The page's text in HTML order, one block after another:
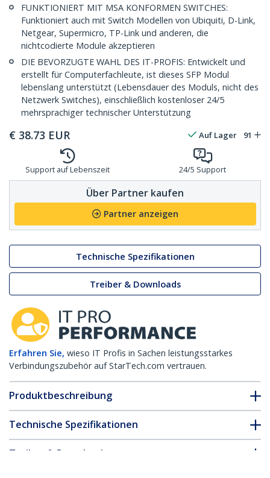
FUNKTIONIERT MIT MSA KONFORMEN SWITCHES:
Funktioniert auch mit Switch Modellen von Ubiquiti, D-Link,
Netgear, Supermicro, TP-Link und anderen, die
nichtcodierte Module akzeptieren
DIE BEVORZUGTE WAHL DES IT-PROFIS: Entwickelt und
erstellt für Computerfachleute, ist dieses SFP Modul
lebenslang unterstützt (Lebensdauer des Moduls, nicht des
Netzwerk Switches), einschließlich kostenloser 24/5
mehrsprachiger technischer Unterstützung
€ 38.73 EUR Auf Lager 91
Support auf Lebenszeit 24/5 Support
Über Partner kaufen
Partner anzeigen
Technische Spezifikationen
Treiber & Downloads
Erfahren Sie, wieso IT Profis in Sachen leistungsstarkes
Verbindungszubehör auf StarTech.com vertrauen.
Produktbeschreibung
Technische Spezifikationen
Treiber & Downloads